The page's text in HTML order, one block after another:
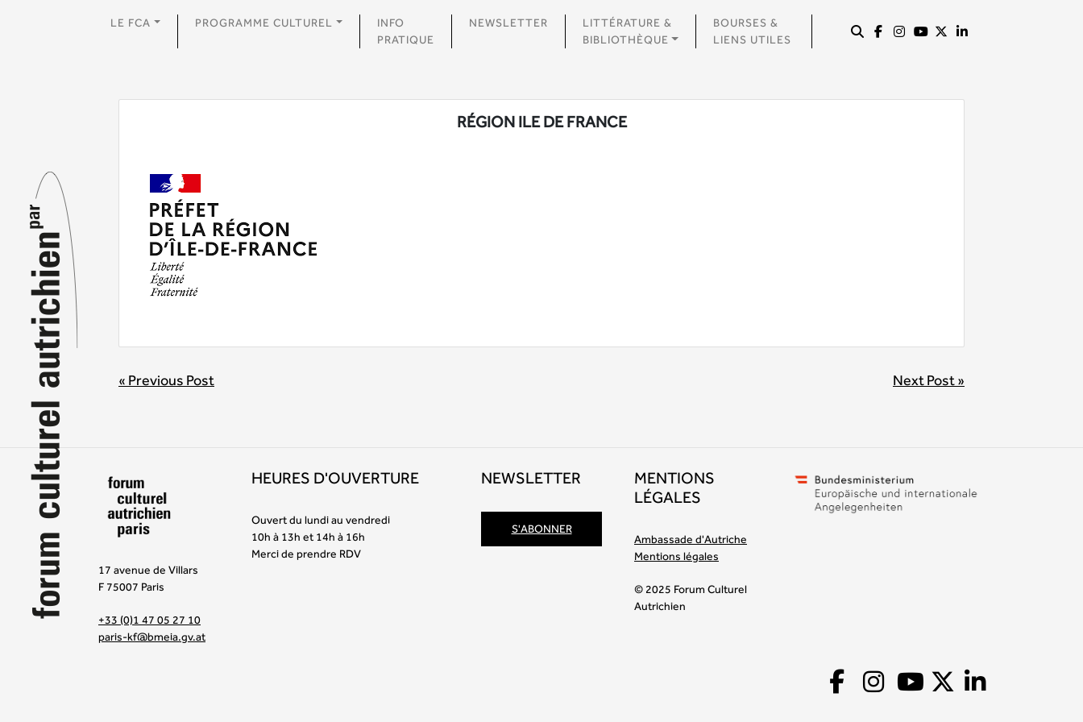
LE FCA PROGRAMME CULTUREL
INFO
PRATIQUE
NEWSLETTER
LITTÉRATURE &
BIBLIOTHÈQUE
BOURSES &
LIENS UTILES
RÉGION ILE DE FRANCE
BEITRAGSNAVIGATION
« Previous Post Next Post »
17 avenue de Villars
F 75007 Paris
+33 (0)1 47 05 27 10
paris-kf@bmeia.gv.at
HEURES D'OUVERTURE
Ouvert du lundi au vendredi
10h à 13h et 14h à 16h
Merci de prendre RDV
NEWSLETTER
S'ABONNER
MENTIONS
LÉGALES
Ambassade d'Autriche
Mentions légales
© 2025 Forum Culturel
Autrichien